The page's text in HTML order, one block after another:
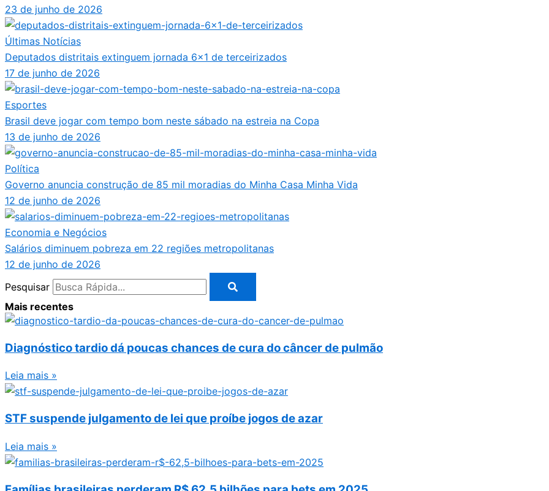
23 de junho de 2026
Últimas Notícias
Deputados distritais extinguem jornada 6×1 de terceirizados
17 de junho de 2026
Esportes
Brasil deve jogar com tempo bom neste sábado na estreia na Copa
13 de junho de 2026
Política
Governo anuncia construção de 85 mil moradias do Minha Casa Minha Vida
12 de junho de 2026
Economia e Negócios
Salários diminuem pobreza em 22 regiões metropolitanas
12 de junho de 2026
Pesquisar
Mais recentes
Diagnóstico tardio dá poucas chances de cura do câncer de pulmão
Leia mais »
STF suspende julgamento de lei que proíbe jogos de azar
Leia mais »